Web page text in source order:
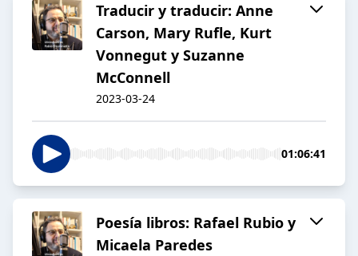
Traducir y traducir: Anne
Carson, Mary Rufle, Kurt
Vonnegut y Suzanne
McConnell
2023-03-24
01:06:41
Poesía libros: Rafael Rubio y
Micaela Paredes